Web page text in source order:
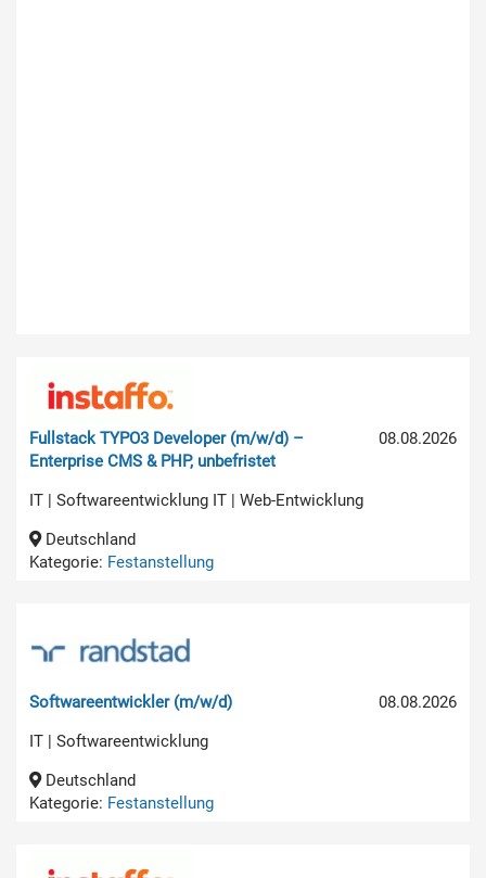
08.08.2026
Fullstack TYPO3 Developer (m/w/d) –
Enterprise CMS & PHP, unbefristet
IT | Softwareentwicklung IT | Web-Entwicklung
Deutschland
Kategorie: Festanstellung
08.08.2026
Softwareentwickler (m/w/d)
IT | Softwareentwicklung
Deutschland
Kategorie: Festanstellung